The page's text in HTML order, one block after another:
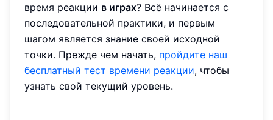
время реакции в играх? Всё начинается с
последовательной практики, и первым
шагом является знание своей исходной
точки. Прежде чем начать, пройдите наш
бесплатный тест времени реакции, чтобы
узнать свой текущий уровень.